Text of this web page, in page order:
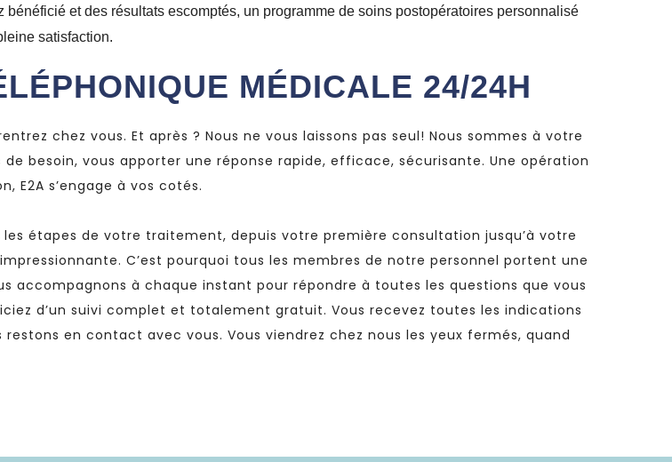
et des résultats escomptés, un programme de soins postopératoires personnalisé
satisfaction.
MÉDICALE 24/24H
chez vous. Et après ? Nous ne vous laissons pas seul! Nous sommes à votre
besoin, vous apporter une réponse rapide, efficace, sécurisante. Une opération
E2A s’engage à vos cotés.
étapes de votre traitement, depuis votre première consultation jusqu’à votre
C’est pourquoi tous les membres de notre personnel portent une
accompagnons à chaque instant pour répondre à toutes les questions que vous
d’un suivi complet et totalement gratuit. Vous recevez toutes les indications
en contact avec vous. Vous viendrez chez nous les yeux fermés, quand